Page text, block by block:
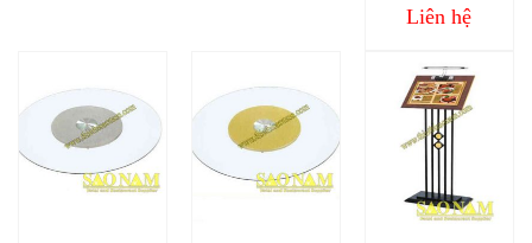
Liên hệ